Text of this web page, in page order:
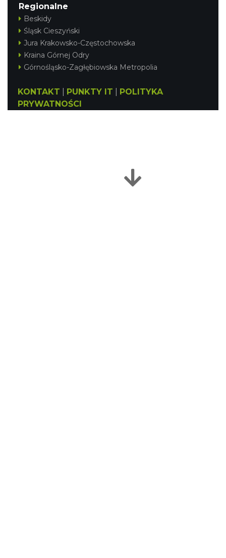
Regionalne
Beskidy
Śląsk Cieszyński
Jura Krakowsko-Częstochowska
Kraina Górnej Odry
Górnośląsko-Zagłębiowska Metropolia
KONTAKT PUNKTY IT
POLITYKA
PRYWATNOŚCI